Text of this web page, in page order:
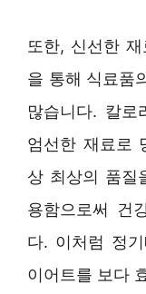
또한, 신선한
을 통해 식료품
많습니다. 칼
엄선한 재료로
상 최상의 품질
용함으로써 건
다. 이처럼 정
이어트를 보다